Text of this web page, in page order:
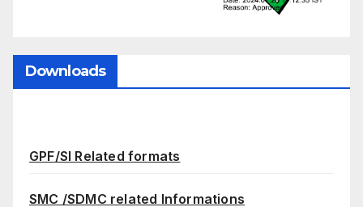
Downloads
GPF/SI Related formats
SMC /SDMC related Informations